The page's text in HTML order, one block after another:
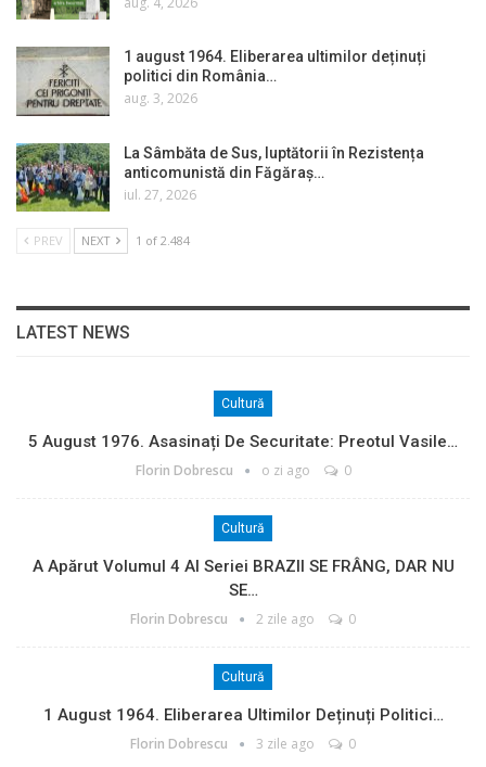
1 august 1964. Eliberarea ultimilor deținuți
politici din România…
aug. 3, 2026
La Sâmbăta de Sus, luptătorii în Rezistența
anticomunistă din Făgăraș…
iul. 27, 2026
PREV NEXT 1 of 2.484
LATEST NEWS
Cultură
5 August 1976. Asasinați De Securitate: Preotul Vasile…
Florin Dobrescu o zi ago 0
Cultură
A Apărut Volumul 4 Al Seriei BRAZII SE FRÂNG, DAR NU
SE…
Florin Dobrescu 2 zile ago 0
Cultură
1 August 1964. Eliberarea Ultimilor Deținuți Politici…
Florin Dobrescu 3 zile ago 0